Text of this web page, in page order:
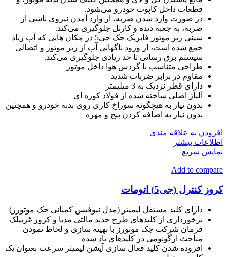
قطعات داخل کاپوت خودرو می‌شود.
در صورت وارد شدن ضربه، از وارد آمدن نیروی ناشی از
ضربه، به جعبه دنده و کارتل جلوگیری می‌کند.
سینی زیر موتور فابریک جک جی5 در مکان هایی که آب زیاد
جمع شده است، از ورود ناگهانی آب از زیر موتور و اتصالی
سیستم برق رسانی تا حد زیادی جلوگیری می‌کند.
طراحی متناسب با گردش هوا داخل موتور
مقاوم در برابر ضربات شدید
دارای قطر نزدیک به 3 میلیمتر
آلیاژ اصلی ساخته شده از فولاد کوره ای
بدون نیاز به هیچگونه سوراخ کاری روی بدنه خودرو و همچنین
بدون نیاز به اضافه کردن پیچ و مهره
افزودن به علاقه مندی
اطلاعات بیشتر
نمایش سریع
Add to compare
کروز کنترل (جی5) اتومات
دارای کلید مستقل لیمیتر (مدل نیوفیس کمپانی جک موتورز)
برخورداری از کلیدهای طرح جدید مالتی مدیا و کروز غربیلک
فرمان شرکت جک موتورز با بهینه سازی و لحاظ نمودن
مباحث ارگونومی در کلیدهای یاد شده
افزوده شدن کلید فعال سازی آپشن لیمیتر سرعت بعنوان یک